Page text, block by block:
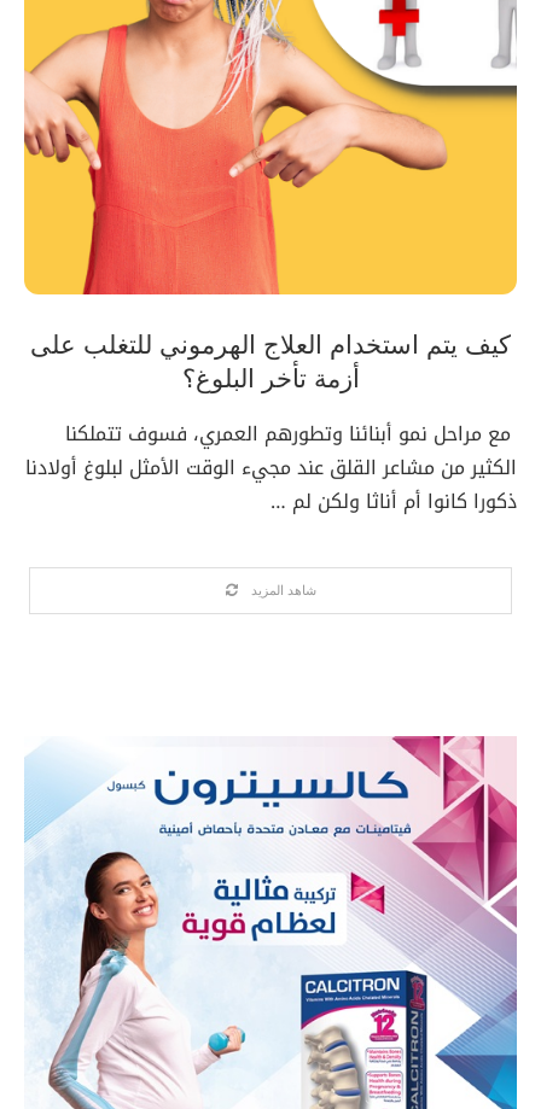
كيف يتم استخدام العلاج الهرموني للتغلب على
أزمة تأخر البلوغ؟
مع مراحل نمو أبنائنا وتطورهم العمري، فسوف تتملكنا
الكثير من مشاعر القلق عند مجيء الوقت الأمثل لبلوغ أولادنا
ذكورا كانوا أم أناثا ولكن لم …
شاهد المزيد